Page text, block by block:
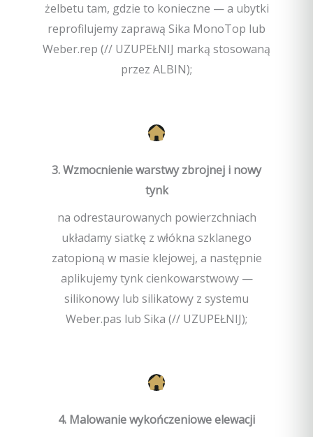
żelbetu tam, gdzie to konieczne — a ubytki
reprofilujemy zaprawą Sika MonoTop lub
Weber.rep (// UZUPEŁNIJ marką stosowaną
przez ALBIN);
3. Wzmocnienie warstwy zbrojnej i nowy
tynk
na odrestaurowanych powierzchniach
układamy siatkę z włókna szklanego
zatopioną w masie klejowej, a następnie
aplikujemy tynk cienkowarstwowy —
silikonowy lub silikatowy z systemu
Weber.pas lub Sika (// UZUPEŁNIJ);
4. Malowanie wykończeniowe elewacji